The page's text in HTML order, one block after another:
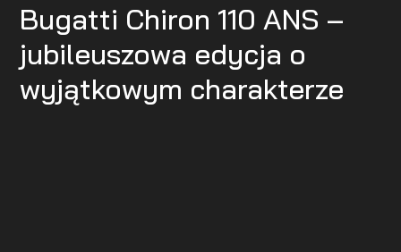
Bugatti Chiron 110 ANS –
jubileuszowa edycja o
wyjątkowym charakterze